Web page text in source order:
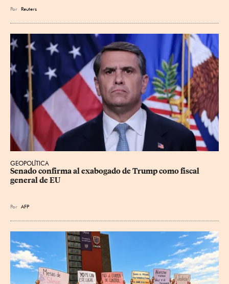
Por Reuters
GEOPOLÍTICA
Senado confirma al exabogado de Trump como fiscal
general de EU
Por AFP